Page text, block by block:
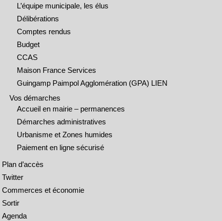
L’équipe municipale, les élus
Délibérations
Comptes rendus
Budget
CCAS
Maison France Services
Guingamp Paimpol Agglomération (GPA) LIEN
Vos démarches
Accueil en mairie – permanences
Démarches administratives
Urbanisme et Zones humides
Paiement en ligne sécurisé
Plan d’accès
Twitter
Commerces et économie
Sortir
Agenda